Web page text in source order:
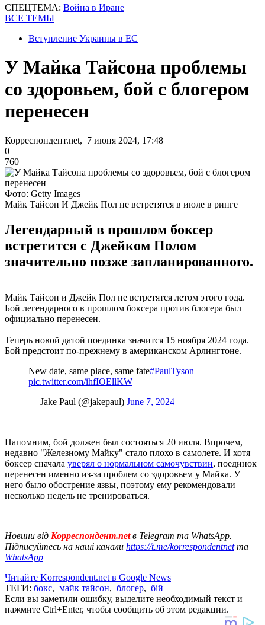
СПЕЦТЕМА: Война в Иране
ВСЕ ТЕМЫ
Вступление Украины в ЕС
У Майка Тайсона проблемы
со здоровьем, бой с блогером
перенесен
Корреспондент.net, 7 июня 2024, 17:48
0
760
Фото: Getty Images
Майк Тайсон И Джейк Пол не встретятся в июле в ринге
Легендарный в прошлом боксер
встретится с Джейком Полом
значительно позже запланированного.
Майк Тайсон и Джейк Пол не встретятся летом этого года.
Бой легендарного в прошлом боксера против блогера был
официально перенесен.
Теперь новой датой поединка значится 15 ноября 2024 года.
Бой предстоит по-прежнему в американском Арлингтоне.
New date, same place, same fate#PaulTyson
pic.twitter.com/ihfIOEllKW
— Jake Paul (@jakepaul) June 7, 2024
Напомним, бой должен был состояться 20 июля. Впрочем,
недавно "Железному Майку" стало плохо в самолете. И хотя
боксер сначала уверял о нормальном самочувствии, поединок
перенесен именно из-за проблем со здоровьем у Майка. У
него было обострение язвы, поэтому ему рекомендовали
несколько недель не тренироваться.
Новини від Корреспондент.netв Telegram та WhatsApp.
Підписуйтесь на наші канали https://t.me/korrespondentnetта
WhatsApp
Читайте Korrespondent.net в Google News
ТЕГИ: бокс, майк тайсон, блогер, бій
Если вы заметили ошибку, выделите необходимый текст и
нажмите Ctrl+Enter, чтобы сообщить об этом редакции.